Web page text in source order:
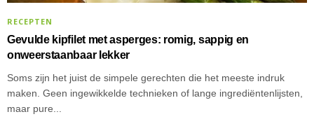
RECEPTEN
Gevulde kipfilet met asperges: romig, sappig en
onweerstaanbaar lekker
Soms zijn het juist de simpele gerechten die het meeste indruk
maken. Geen ingewikkelde technieken of lange ingrediëntenlijsten,
maar pure...